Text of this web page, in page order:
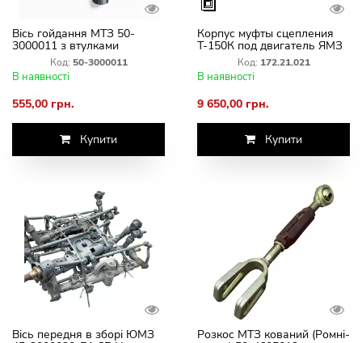
Вісь гойдання МТЗ 50-
3000011 з втулками
(непровідний міст)
Код: 50-3000011
В наявності
555,00 грн.
Купити
Корпус муфты сцепления
Т-150К под двигатель ЯМЗ
172.21.021 Заводской
Код: 172.21.021
В наявності
9 650,00 грн.
Купити
Вісь передня в зборі ЮМЗ Розкос МТЗ кований (Ромні-